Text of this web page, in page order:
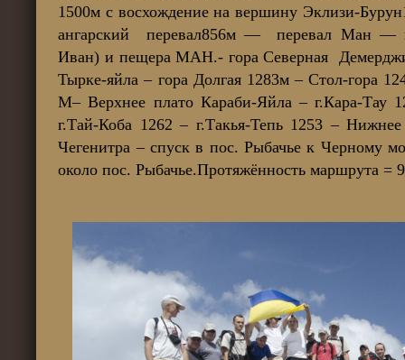
1500м с восхождение на вершину Эклизи-
ангарский перевал856м — перевал Ман —
Иван) и пещера МАН.- гора Северная
Тырке-яйла – гора Долгая 1283м – Стол-гора
М– Верхнее плато Караби-Яйла – г.Кара-Тау
г.Тай-Коба 1262 – г.Такья-Тепь 1253 –
Чегенитра – спуск в пос. Рыбачье к Черному
около пос. Рыбачье.Протяжённость маршрута =